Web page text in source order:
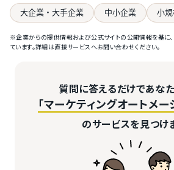
大企業・大手企業 中小企業 小
※企業からの提供情報および公式サイトの公開情報を基に
ています。詳細は直接サービスへお問い合わせください。
質問に答えるだけであな
「マーケティングオートメー
のサービスを見つけ